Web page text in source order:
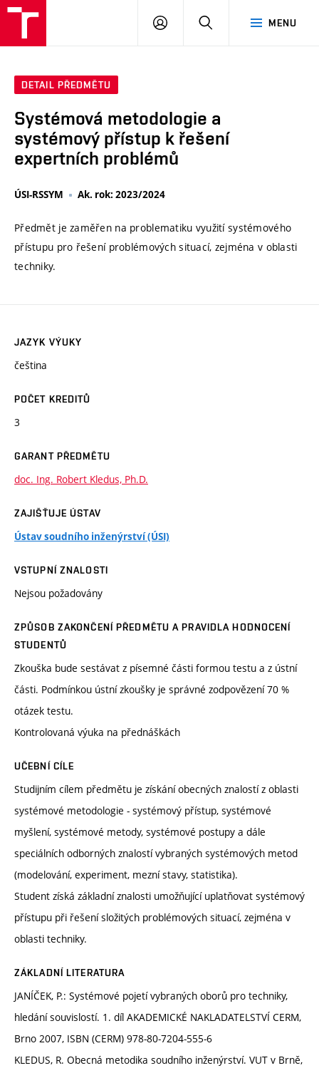
MENU
PŘIHLÁSIT
DETAIL PŘEDMĚTU
Systémová metodologie a
systémový přístup k řešení
expertních problémů
ÚSI-RSSYM Ak. rok: 2023/2024
Předmět je zaměřen na problematiku využití systémového
přístupu pro řešení problémových situací, zejména v oblasti
techniky.
JAZYK VÝUKY
čeština
POČET KREDITŮ
3
GARANT PŘEDMĚTU
doc. Ing. Robert Kledus, Ph.D.
ZAJIŠŤUJE ÚSTAV
Ústav soudního inženýrství (ÚSI)
VSTUPNÍ ZNALOSTI
Nejsou požadovány
ZPŮSOB ZAKONČENÍ PŘEDMĚTU A PRAVIDLA HODNOCENÍ
STUDENTŮ
Zkouška bude sestávat z písemné části formou testu a z ústní
části. Podmínkou ústní zkoušky je správné zodpovězení 70 %
otázek testu.
Kontrolovaná výuka na přednáškách
UČEBNÍ CÍLE
Studijním cílem předmětu je získání obecných znalostí z oblasti
systémové metodologie - systémový přístup, systémové
myšlení, systémové metody, systémové postupy a dále
speciálních odborných znalostí vybraných systémových metod
(modelování, experiment, mezní stavy, statistika).
Student získá základní znalosti umožňující uplatňovat systémový
přístupu při řešení složitých problémových situací, zejména v
oblasti techniky.
ZÁKLADNÍ LITERATURA
JANÍČEK, P.: Systémové pojetí vybraných oborů pro techniky,
hledání souvislostí. 1. díl AKADEMICKÉ NAKLADATELSTVÍ CERM,
Brno 2007, ISBN (CERM) 978-80-7204-555-6
KLEDUS, R. Obecná metodika soudního inženýrství. VUT v Brně,